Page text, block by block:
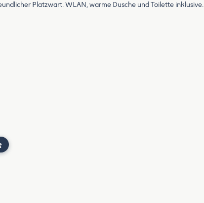
Platzwart. WLAN, warme Dusche und Toilette inklusive.